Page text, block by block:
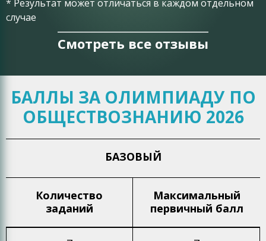
* Результат может отличаться в каждом отдельном
случае
Смотреть все отзывы
БАЛЛЫ ЗА ОЛИМПИАДУ ПО
ОБЩЕСТВОЗНАНИЮ 2026
БАЗОВЫЙ
Количество
заданий
Максимальный
первичный балл